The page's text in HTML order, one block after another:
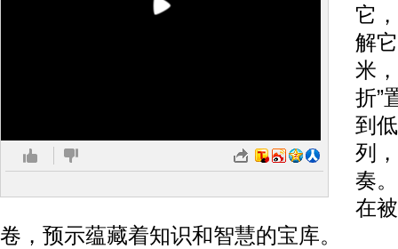
它
解
米
折”
到
列
奏
在
卷，预示蕴藏着知识和智慧的宝库。